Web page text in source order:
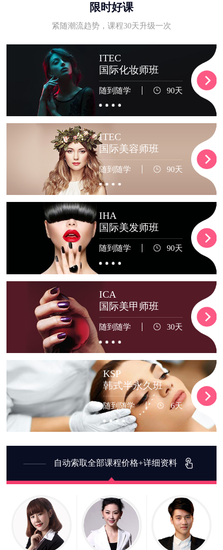
限时好课
紧随潮流趋势，课程30天升级一次
ITEC
国际化妆师班
随到随学 90天
ITEC
国际美容师班
随到随学 90天
IHA
国际美发师班
随到随学 90天
ICA
国际美甲师班
随到随学 30天
KSP
韩式半永久班
随到随学 6天
自动索取全部课程价格+详细资料